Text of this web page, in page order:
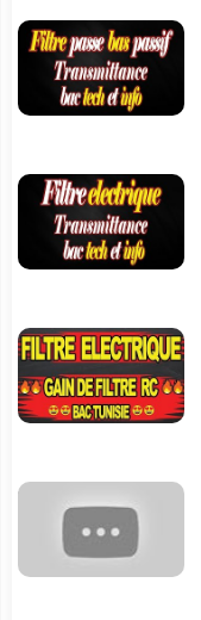
5:29
12:13
4:35